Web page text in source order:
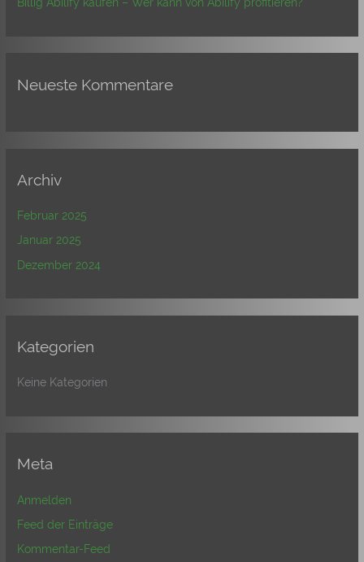
Billig Abilify kaufen – Wer kann von Abilify profitieren?
Neueste Kommentare
Archiv
Februar 2025
Januar 2025
Dezember 2024
Kategorien
Keine Kategorien
Meta
Anmelden
Feed der Einträge
Kommentar-Feed